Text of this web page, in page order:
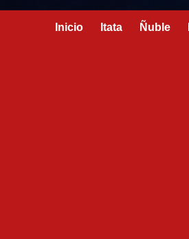
Inicio Itata Ñuble